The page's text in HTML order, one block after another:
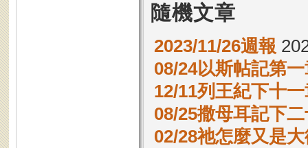
隨機文章
2023/11/26週報
08/24以斯帖記第
12/11列王紀下十
08/25撒母耳記下
02/28祂怎麼又是